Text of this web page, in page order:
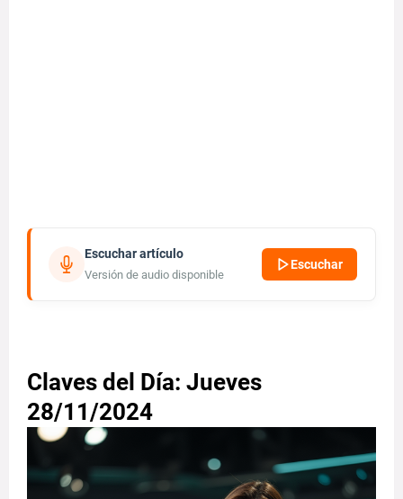
Escuchar artículo
Versión de audio disponible
Escuchar
Claves del Día: Jueves
28/11/2024